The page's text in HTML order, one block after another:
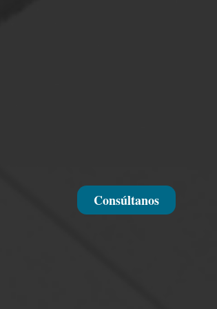
Consúltanos